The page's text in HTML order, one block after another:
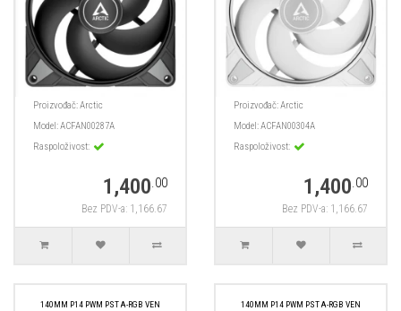
Proizvođač:Arctic
Model:ACFAN00287A
Raspoloživost:
1,400.00
Bez PDV-a: 1,166.67
Proizvođač:Arctic
Model:ACFAN00304A
Raspoloživost:
1,400.00
Bez PDV-a: 1,166.67
140MM P14 PWM PST A-RGB VEN 140MM P14 PWM PST A-RGB VEN